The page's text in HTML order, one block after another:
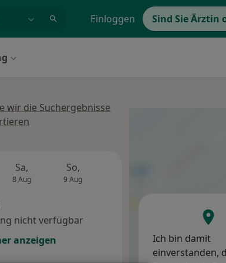
Einloggen Sind Sie Ärztin
wir die Suchergebnisse
Sa,
8 Aug
So,
9 Aug
nicht verfügbar
anzeigen
Ich bin damit
einverstanden,